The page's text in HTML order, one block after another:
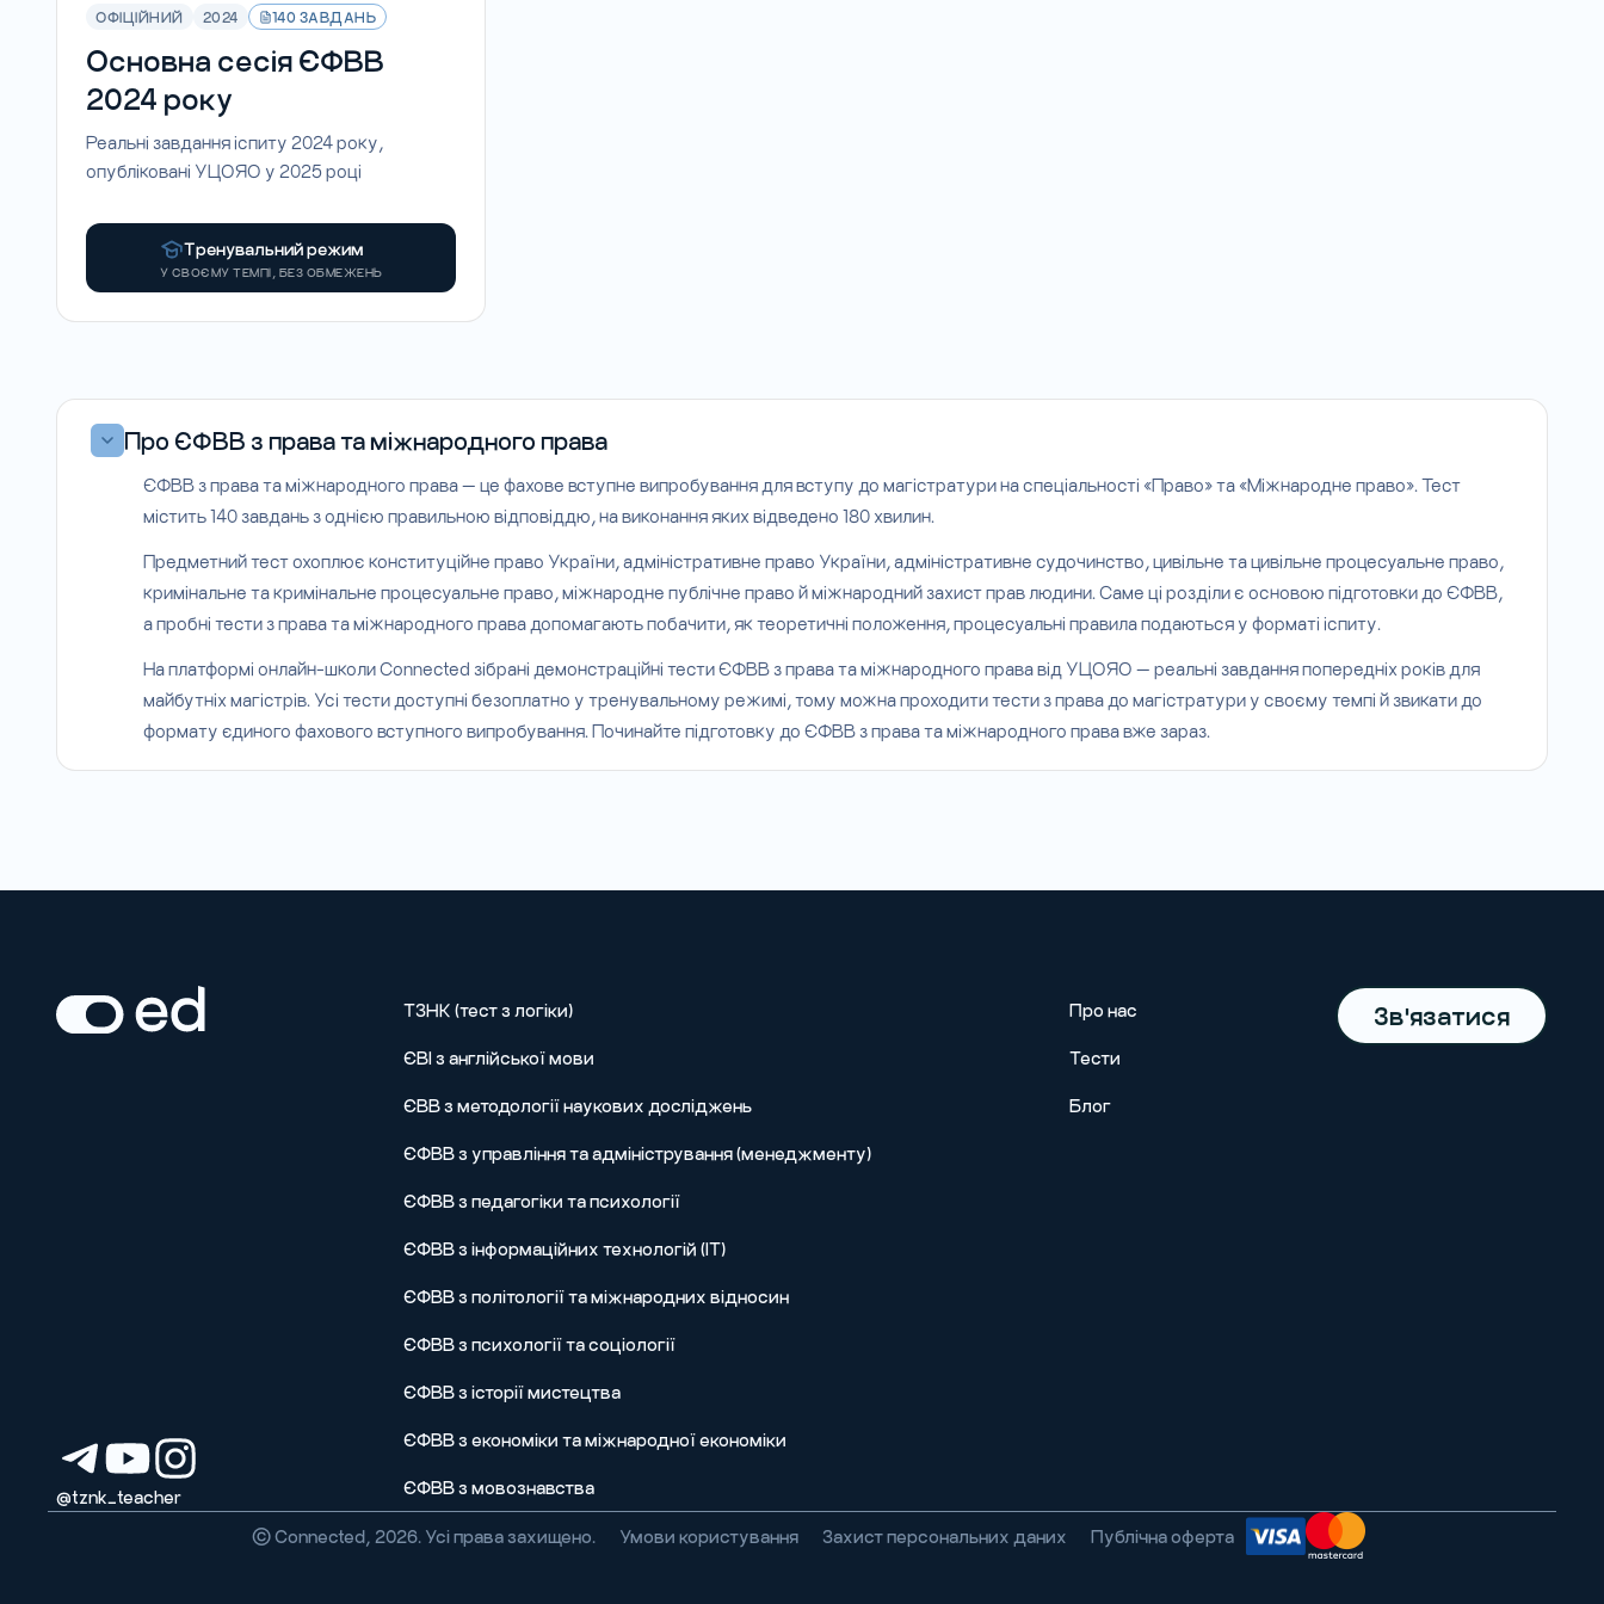
ОФІЦІЙНИЙ 2024 140 ЗАВДАНЬ
Основна сесія ЄФВВ
2024 року
Реальні завдання іспиту 2024 року,
опубліковані УЦОЯО у 2025 році
Тренувальний режим
У СВОЄМУ ТЕМПІ, БЕЗ ОБМЕЖЕНЬ
Про ЄФВВ з права та міжнародного права
ЄФВВ з права та міжнародного права — це фахове вступне випробування для вступу до магістратури на спеціальності «Право» та «Міжнародне право». Тест
містить 140 завдань з однією правильною відповіддю, на виконання яких відведено 180 хвилин.
Предметний тест охоплює конституційне право України, адміністративне право України, адміністративне судочинство, цивільне та цивільне процесуальне право,
кримінальне та кримінальне процесуальне право, міжнародне публічне право й міжнародний захист прав людини. Саме ці розділи є основою підготовки до ЄФВВ,
а пробні тести з права та міжнародного права допомагають побачити, як теоретичні положення, процесуальні правила подаються у форматі іспиту.
На платформі онлайн-школи Connected зібрані демонстраційні тести ЄФВВ з права та міжнародного права від УЦОЯО — реальні завдання попередніх років для
майбутніх магістрів. Усі тести доступні безоплатно у тренувальному режимі, тому можна проходити тести з права до магістратури у своєму темпі й звикати до
формату єдиного фахового вступного випробування. Починайте підготовку до ЄФВВ з права та міжнародного права вже зараз.
@tznk_teacher
ТЗНК (тест з логіки)
ЄВІ з англійської мови
ЄВВ з методології наукових досліджень
ЄФВВ з управління та адміністрування (менеджменту)
ЄФВВ з педагогіки та психології
ЄФВВ з інформаційних технологій (IT)
ЄФВВ з політології та міжнародних відносин
ЄФВВ з психології та соціології
ЄФВВ з історії мистецтва
ЄФВВ з економіки та міжнародної економіки
ЄФВВ з мовознавства
Про нас
Тести
Блог
Зв'язатися
© Connected, 2026. Усі права захищено. Умови користування Захист персональних даних Публічна оферта